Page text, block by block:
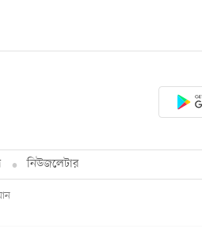
নিউজলেটার